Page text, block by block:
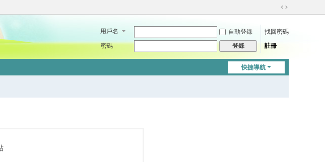
切
到
用戶名 自動登錄
找回密碼
密碼
登錄 註冊
快捷導航